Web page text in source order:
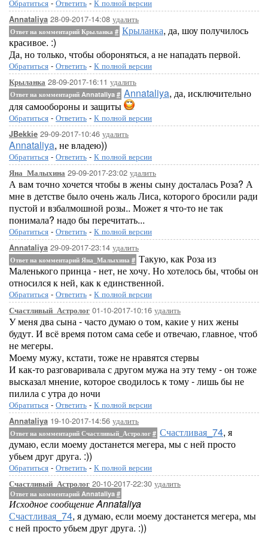
Обратиться - Ответить - К полной версии
Annataliya 28-09-2017-14:08 удалить
Ответ на комментарий Крыланка # Крыланка, да, шоу получилось
красивое. :)
Да, но только, чтобы обороняться, а не нападать первой.
Обратиться - Ответить - К полной версии
Крыланка 28-09-2017-16:11 удалить
Ответ на комментарий Annataliya # Annataliya, да, исключительно
для самообороны и защиты
Обратиться - Ответить - К полной версии
JBekkie 29-09-2017-10:46 удалить
Annataliya, не владею))
Обратиться - Ответить - К полной версии
Яна_Малыхина 29-09-2017-23:02 удалить
А вам точно хочется чтобы в жены сыну досталась Роза? А
мне в детстве было очень жаль Лиса, которого бросили ради
пустой и взбалмошной розы.. Может я что-то не так
понимала? надо бы перечитать...
Обратиться - Ответить - К полной версии
Annataliya 29-09-2017-23:14 удалить
Ответ на комментарий Яна_Малыхина # Такую, как Роза из
Маленького принца - нет, не хочу. Но хотелось бы, чтобы он
относился к ней, как к единственной.
Обратиться - Ответить - К полной версии
Счастливый_Астролог 01-10-2017-10:16 удалить
У меня два сына - часто думаю о том, какие у них жены
будут. И всё время потом сама себе и отвечаю, главное, чтоб
не мегеры.
Моему мужу, кстати, тоже не нравятся стервы
И как-то разговаривала с другом мужа на эту тему - он тоже
высказал мнение, которое сводилось к тому - лишь бы не
пилила с утра до ночи
Обратиться - Ответить - К полной версии
Annataliya 19-10-2017-14:56 удалить
Ответ на комментарий Счастливый_Астролог # Счастливая_74, я
думаю, если моему достанется мегера, мы с ней просто
убьем друг друга. :))
Обратиться - Ответить - К полной версии
Счастливый_Астролог 20-10-2017-22:30 удалить
Ответ на комментарий Annataliya #
Исходное сообщение Annataliya
Счастливая_74, я думаю, если моему достанется мегера, мы
с ней просто убьем друг друга. :))